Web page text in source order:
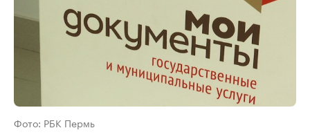
Фото: РБК Пермь